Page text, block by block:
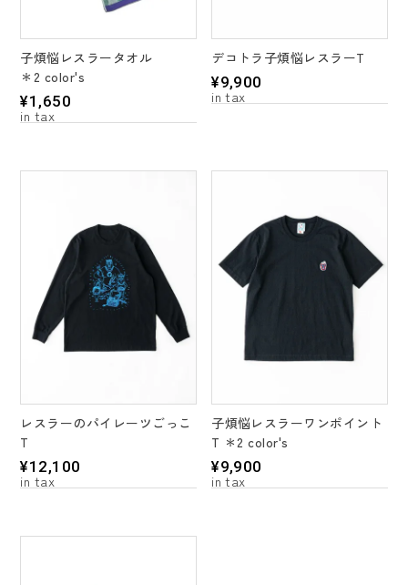
子煩悩レスラータオル
＊2 color's
¥1,650
デコトラ子煩悩レスラーT
¥9,900
レスラーのパイレーツごっこ
T
¥12,100
子煩悩レスラーワンポイント
T ＊2 color's
¥9,900